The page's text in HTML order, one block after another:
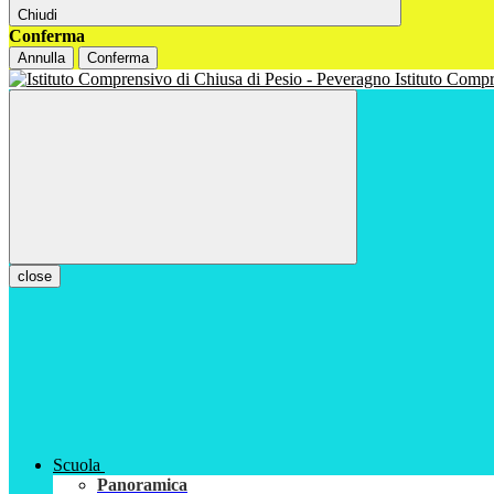
Chiudi
Conferma
Annulla Conferma
Istituto
close
Scuola
Panoramica